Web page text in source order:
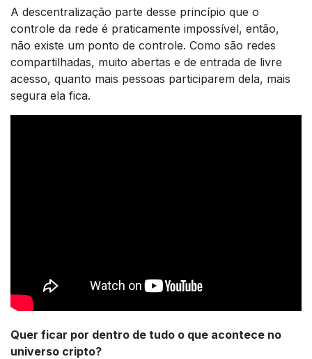
A descentralização parte desse princípio que o
controle da rede é praticamente impossível, então,
não existe um ponto de controle. Como são redes
compartilhadas, muito abertas e de entrada de livre
acesso, quanto mais pessoas participarem dela, mais
segura ela fica.
Quer ficar por dentro de tudo o que acontece no
universo cripto?